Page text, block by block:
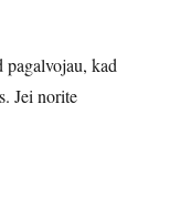
kad
Jei norite